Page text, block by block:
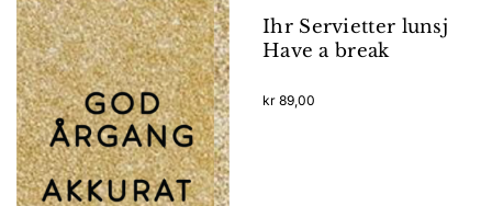
Ihr Servietter lunsj
Have a break
kr 89,00